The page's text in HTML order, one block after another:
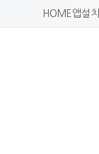
HOME 앱설치